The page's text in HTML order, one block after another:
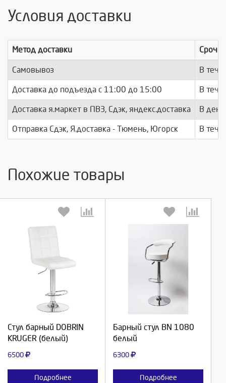
Условия доставки
Метод доставки
Самовывоз В
Доставка до подъезда c 11:00 до 15:00 В
Доставка я.маркет в ПВЗ, Сдэк, яндекс.доставка В день
Отправка Сдэк, Я.доставка - Тюмень, Югорск В
Похожие товары
Стул барный DOBRIN
KRUGER (белый)
6500
Подробнее
Выберите количество:
Отмена
Барный стул BN 1080
белый
6300
Подробнее
Выберите количество: